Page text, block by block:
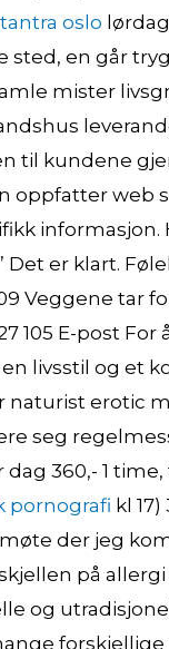
oslo
sted, en går
mister
til kundene
oppfatter
informasjon.
Det er klart.
Veggene tar
105 E-post
livsstil og et
erotic
seg
dag 360,- 1
pornografi kl
der jeg
på
og
forskjellige